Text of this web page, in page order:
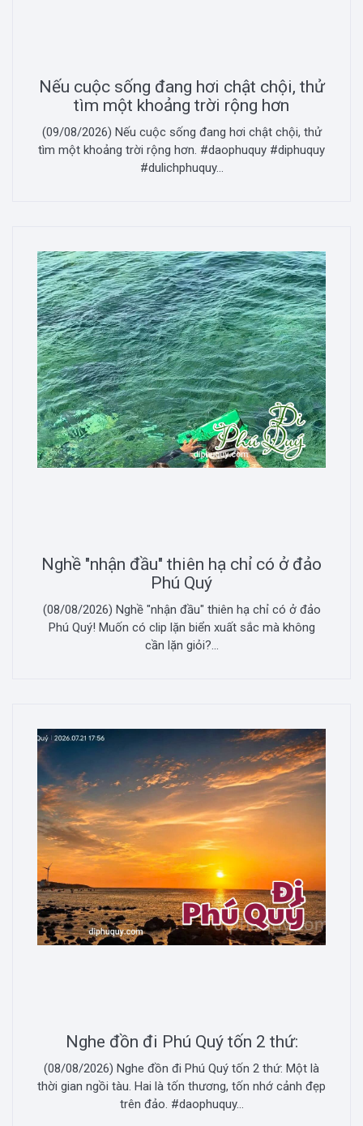
Nếu cuộc sống đang hơi chật chội, thử
tìm một khoảng trời rộng hơn
(09/08/2026) Nếu cuộc sống đang hơi chật chội, thử
tìm một khoảng trời rộng hơn. #daophuquy #diphuquy
#dulichphuquy...
Nghề "nhận đầu" thiên hạ chỉ có ở đảo
Phú Quý
(08/08/2026) Nghề "nhận đầu" thiên hạ chỉ có ở đảo
Phú Quý! Muốn có clip lặn biển xuất sắc mà không
cần lặn giỏi?...
Nghe đồn đi Phú Quý tốn 2 thứ:
(08/08/2026) Nghe đồn đi Phú Quý tốn 2 thứ: Một là
thời gian ngồi tàu. Hai là tốn thương, tốn nhớ cảnh đẹp
trên đảo. #daophuquy...